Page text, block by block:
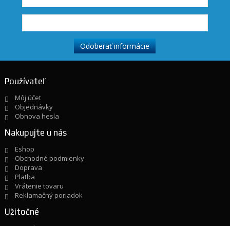
Používateľ
Môj účet
Objednávky
Obnova hesla
Nakupujte u nás
Eshop
Obchodné podmienky
Doprava
Platba
Vrátenie tovaru
Reklamačný poriadok
Užitočné